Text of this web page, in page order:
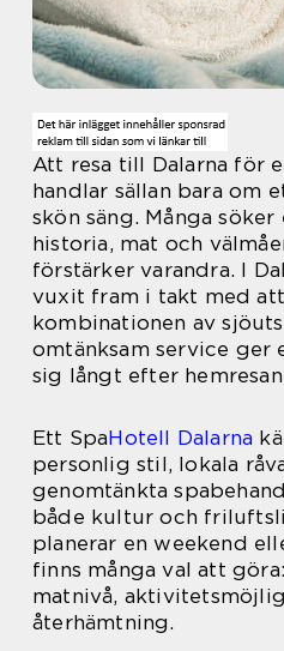
Att resa till Dalarna för
handlar sällan bara om
skön säng. Många
historia, mat och
förstärker varandra. I
vuxit fram i takt med
kombinationen av
omtänksam service ger
sig långt efter
Ett SpaHotell Dalarna
personlig stil, lokala
genomtänkta
både kultur och
planerar en weekend
finns många val att
matnivå,
återhämtning.